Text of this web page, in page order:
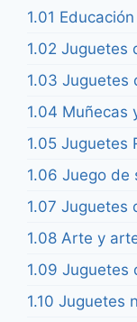
1.01
1.02 Juguetes
1.03 Juguetes
1.04 Muñecas
1.05 Juguetes
1.06 Juego de
1.07 Juguetes
1.08 Arte y
1.09 Juguetes
1.10 Juguetes